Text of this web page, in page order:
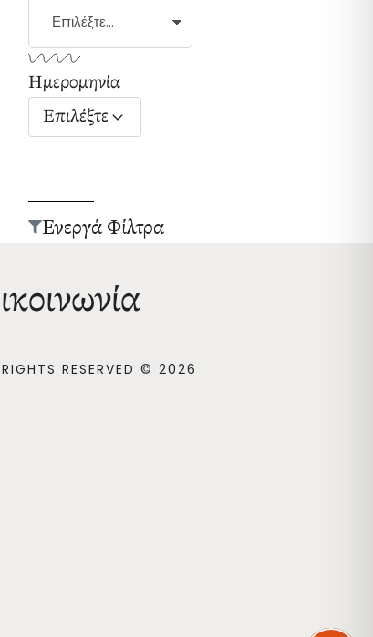
Ημερομηνία
Επιλέξτε
Ενεργά Φίλτρα
RESERVED © 2026